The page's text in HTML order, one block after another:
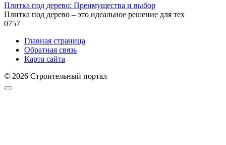
Плитка под дерево: Преимущества и выбор
Плитка под дерево – это идеальное решение для тех
0757
Главная страница
Обратная связь
Карта сайта
© 2026 Строительный портал